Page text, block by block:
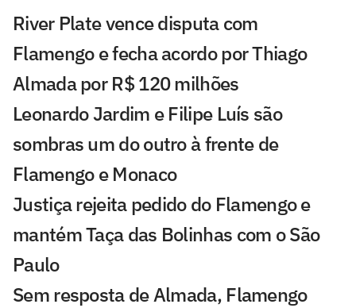
River Plate vence disputa com
Flamengo e fecha acordo por Thiago
Almada por R$ 120 milhões
Leonardo Jardim e Filipe Luís são
sombras um do outro à frente de
Flamengo e Monaco
Justiça rejeita pedido do Flamengo e
mantém Taça das Bolinhas com o São
Paulo
Sem resposta de Almada, Flamengo